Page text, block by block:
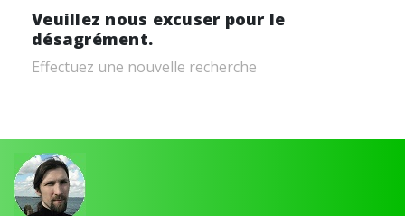
Veuillez nous excuser pour le
désagrément.
Effectuez une nouvelle recherche